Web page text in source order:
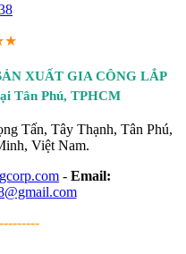
XUẤT GIA CÔNG LẮP
Tân Phú, TPHCM
Tấn, Tây Thạnh, Tân Phú,
Việt Nam.
- Email: